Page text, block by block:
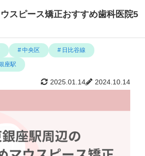
スピース矯正おすすめ歯科医院5
中央区 日比谷線
座駅
2024.10.14
2025.01.14